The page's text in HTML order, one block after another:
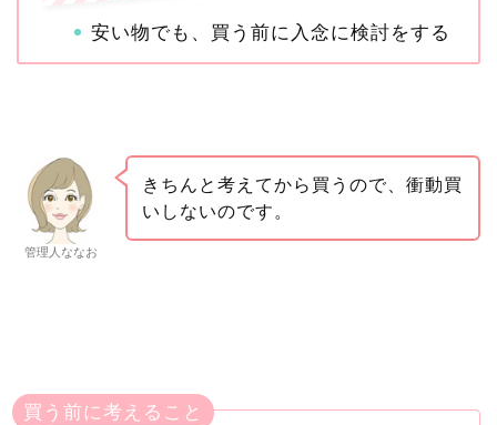
安い物でも、買う前に入念に検討をする
管理人ななお
きちんと考えてから買うので、衝動買
いしないのです。
買う前に考えること